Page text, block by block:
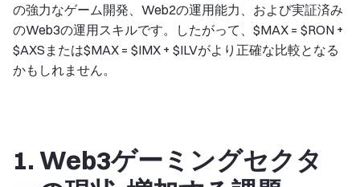
の強力なゲーム開発、Web2の運用能力、および実証済み
のWeb3の運用スキルです。したがって、$MAX = $RON +
$AXSまたは$MAX = $IMX + $ILVがより正確な比較となる
かもしれません。
1. Web3ゲーミングセクタ